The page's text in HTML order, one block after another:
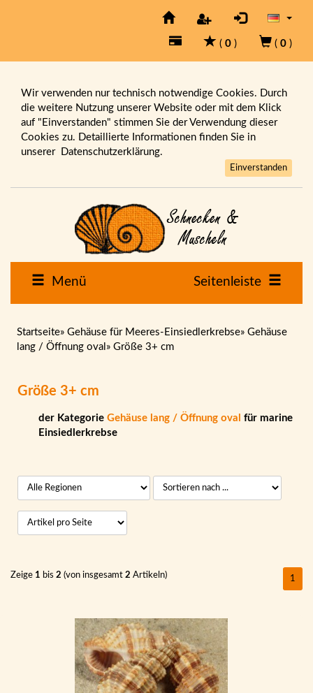
( 0 ) ( 0 )
Wir verwenden nur technisch notwendige Cookies. Durch
die weitere Nutzung unserer Website oder mit dem Klick
auf "Einverstanden" stimmen Sie der Verwendung dieser
Cookies zu. Detaillierte Informationen finden Sie in
unserer Datenschutzerklärung.
Einverstanden
Menü Seitenleiste
Startseite» Gehäuse für Meeres-Einsiedlerkrebse» Gehäuse
lang / Öffnung oval » Größe 3+ cm
Größe 3+ cm
der Kategorie Gehäuse lang / Öffnung oval für marine
Einsiedlerkrebse
Zeige 1 bis 2 (von insgesamt 2 Artikeln) 1